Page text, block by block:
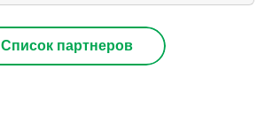
Список партнеров